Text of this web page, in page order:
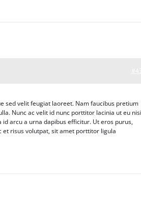
sed velit feugiat laoreet. Nam faucibus pretium
Nunc ac velit id nunc porttitor lacinia ut eu
arcu a urna dapibus efficitur. Ut eros purus,
et risus volutpat, sit amet porttitor ligula